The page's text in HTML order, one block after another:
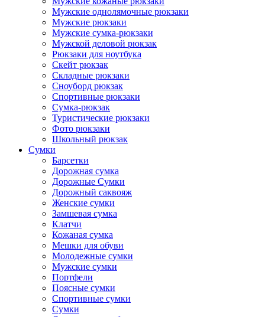
Мужские однолямочные рюкзаки
Мужские рюкзаки
Мужские сумка-рюкзаки
Мужской деловой рюкзак
Рюкзаки для ноутбука
Скейт рюкзак
Складные рюкзаки
Сноуборд рюкзак
Спортивные рюкзаки
Сумка-рюкзак
Туристические рюкзаки
Фото рюкзаки
Школьный рюкзак
Сумки
Барсетки
Дорожная сумка
Дорожные Сумки
Дорожный саквояж
Женские сумки
Замшевая сумка
Клатчи
Кожаная сумка
Мешки для обуви
Молодежные сумки
Мужские сумки
Портфели
Поясные сумки
Спортивные сумки
Сумки